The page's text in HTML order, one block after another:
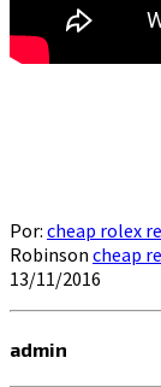
Por: cheap rolex
Robinson cheap
13/11/2016
admin